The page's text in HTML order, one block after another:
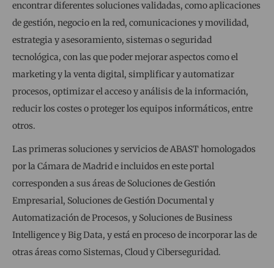
encontrar diferentes soluciones validadas, como aplicaciones
de gestión, negocio en la red, comunicaciones y movilidad,
estrategia y asesoramiento, sistemas o seguridad
tecnológica, con las que poder mejorar aspectos como el
marketing y la venta digital, simplificar y automatizar
procesos, optimizar el acceso y análisis de la información,
reducir los costes o proteger los equipos informáticos, entre
otros.
Las primeras soluciones y servicios de ABAST homologados
por la Cámara de Madrid e incluidos en este portal
corresponden a sus áreas de Soluciones de Gestión
Empresarial, Soluciones de Gestión Documental y
Automatización de Procesos, y Soluciones de Business
Intelligence y Big Data, y está en proceso de incorporar las de
otras áreas como Sistemas, Cloud y Ciberseguridad.